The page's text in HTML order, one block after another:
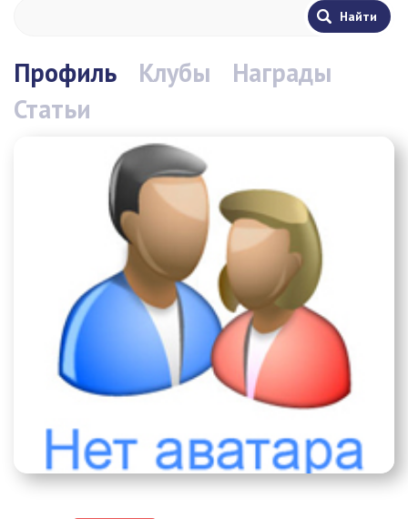
Профиль Клубы
Награды
Статьи